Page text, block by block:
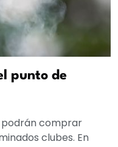
punto de
podrán comprar
clubes. En